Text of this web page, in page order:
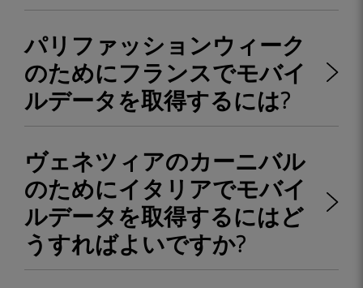
パリファッションウィーク
のためにフランスでモバイ
ルデータを取得するには?
ヴェネツィアのカーニバル
のためにイタリアでモバイ
ルデータを取得するにはど
うすればよいですか?